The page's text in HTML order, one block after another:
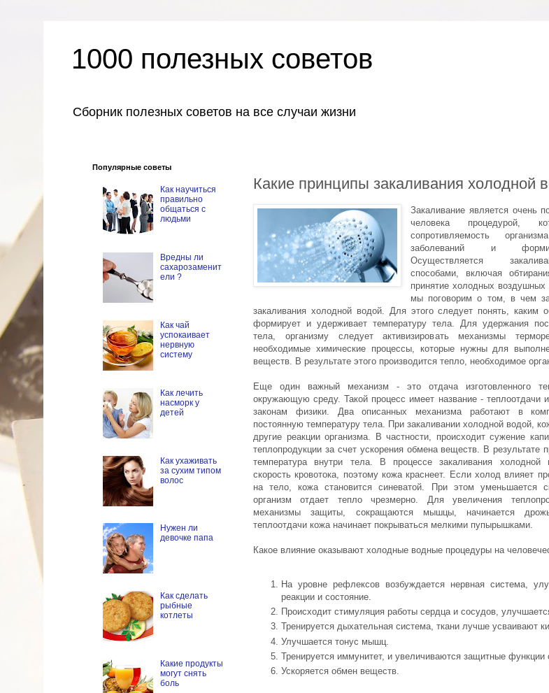
1000 полезных советов
Сборник полезных советов на все случаи жизни
Какие принципы закаливания холодной
Закаливание является очень
человека процедурой,
сопротивляемость
заболеваний и
Осуществляется
способами, включая
принятие холодных
мы поговорим о том, в чем
закаливания холодной водой. Для этого следует понять, каким
формирует и удерживает температуру тела. Для удержания
тела, организму следует активизировать механизмы
необходимые химические процессы, которые нужны для
веществ. В результате этого производится тепло, необходимое
Еще один важный механизм - это отдача изготовленного
окружающую среду. Такой процесс имеет название - теплоотдачи
законам физики. Два описанных механизма работают в
постоянную температуру тела. При закаливании холодной водой,
другие реакции организма. В частности, происходит сужение
теплопродукции за счет ускорения обмена веществ. В результате
температура внутри тела. В процессе закаливания холодной
скорость кровотока, поэтому кожа краснеет. Если холод влияет
на тело, кожа становится синеватой. При этом уменьшается
организм отдает тепло чрезмерно. Для увеличения
механизмы защиты, сокращаются мышцы, начинается
теплоотдачи кожа начинает покрываться мелкими пупырышками.
Какое влияние оказывают холодные водные процедуры на
На уровне рефлексов возбуждается нервная система,
реакции и состояние.
Происходит стимуляция работы сердца и сосудов,
Тренируется дыхательная система, ткани лучше усваивают
Улучшается тонус мышц.
Тренируется иммунитет, и увеличиваются защитные функции
Ускоряется обмен веществ.
Популярные советы
Как научиться
правильно
общаться с
людьми
Вредны ли
сахарозаменит
ели ?
Как чай
успокаивает
нервную
систему
Как лечить
насморк у
детей
Как ухаживать
за сухим типом
волос
Нужен ли
девочке папа
Как сделать
рыбные
котлеты
Какие продукты
могут снять
боль